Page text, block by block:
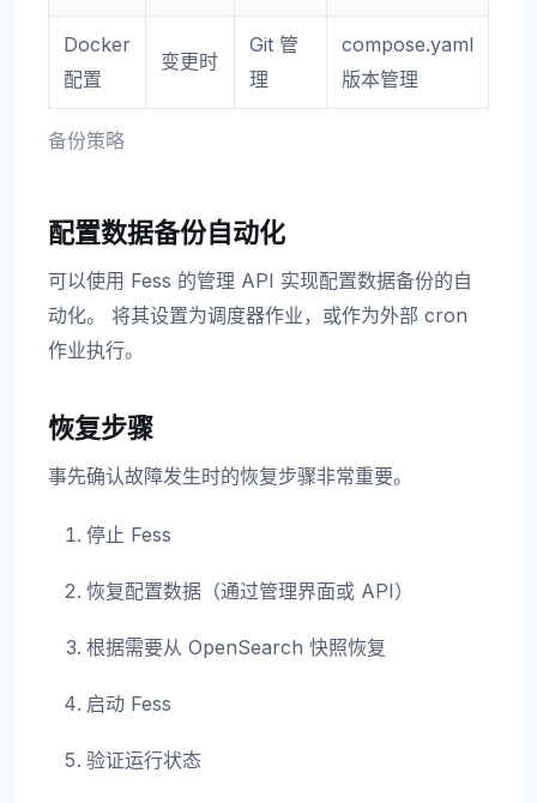
备份策略
Docker
配置
变更时
Git 管
理
compose.yaml
版本管理
配置数据备份自动化
可以使用 Fess 的管理 API 实现配置数据备份的自
动化。 将其设置为调度器作业，或作为外部 cron
作业执行。
恢复步骤
事先确认故障发生时的恢复步骤非常重要。
停止 Fess
恢复配置数据（通过管理界面或 API）
根据需要从 OpenSearch 快照恢复
启动 Fess
验证运行状态